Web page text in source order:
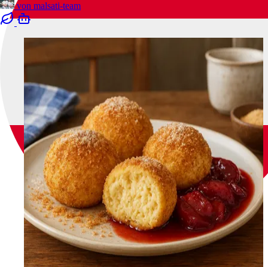
von malsati-team